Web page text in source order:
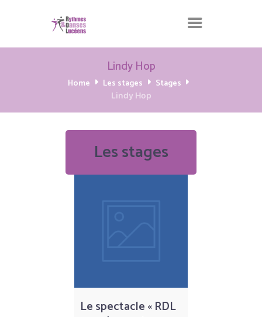
Lindy Hop
Home Les stages Stages
Lindy Hop
Les stages
Le spectacle « RDL